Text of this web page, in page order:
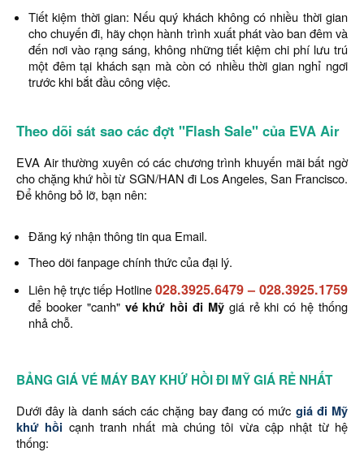
Tiết kiệm thời gian: Nếu quý khách không có nhiều thời gian
cho chuyến đi, hãy chọn hành trình xuất phát vào ban đêm và
đến nơi vào rạng sáng, không những tiết kiệm chi phí lưu trú
một đêm tại khách sạn mà còn có nhiều thời gian nghỉ ngơi
trước khi bắt đầu công việc.
Theo dõi sát sao các đợt "Flash Sale" của EVA Air
EVA Air thường xuyên có các chương trình khuyến mãi bất ngờ
cho chặng khứ hồi từ SGN/HAN đi Los Angeles, San Francisco.
Để không bỏ lỡ, bạn nên:
Đăng ký nhận thông tin qua Email.
Theo dõi fanpage chính thức của đại lý.
Liên hệ trực tiếp Hotline028.3925.6479– 028.3925.1759
để booker "canh" vé khứ hồi đi Mỹ giá rẻ khi có hệ thống
nhả chỗ.
BẢNG GIÁ VÉ MÁY BAY KHỨ HỒI ĐI MỸ GIÁ RẺ NHẤT
Dưới đây là danh sách các chặng bay đang có mức giá đi Mỹ
khứ hồi cạnh tranh nhất mà chúng tôi vừa cập nhật từ hệ
thống: